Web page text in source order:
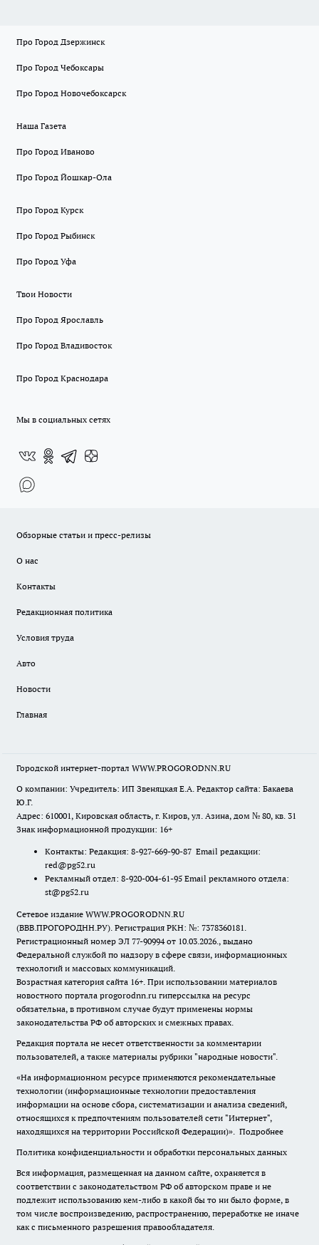
Про Город Дзержинск
Про Город Чебоксары
Про Город Новочебоксарск
Наша Газета
Про Город Иваново
Про Город Йошкар-Ола
Про Город Курск
Про Город Рыбинск
Про Город Уфа
Твои Новости
Про Город Ярославль
Про Город Владивосток
Про Город Краснодара
Мы в социальных сетях
Обзорные статьи и пресс-релизы
О нас
Контакты
Редакционная политика
Условия труда
Авто
Новости
Главная
Городской интернет-портал WWW.PROGORODNN.RU
О компании: Учредитель: ИП Звеняцкая Е.А. Редактор сайта: Бакаева
Ю.Г.
Адрес: 610001, Кировская область, г. Киров, ул. Азина, дом № 80, кв. 31
Знак информационной продукции: 16+
Контакты: Редакция: 8-927-669-90-87 Email редакции:
red@pg52.ru
Рекламный отдел: 8-920-004-61-95 Email рекламного отдела:
st@pg52.ru
Сетевое издание WWW.PROGORODNN.RU
(ВВВ.ПРОГОРОДНН.РУ). Регистрация РКН: №: 7378360181.
Регистрационный номер ЭЛ 77-90994 от 10.03.2026., выдано
Федеральной службой по надзору в сфере связи, информационных
технологий и массовых коммуникаций.
Возрастная категория сайта 16+. При использовании материалов
новостного портала progorodnn.ru гиперссылка на ресурс
обязательна, в противном случае будут применены нормы
законодательства РФ об авторских и смежных правах.
Редакция портала не несет ответственности за комментарии
пользователей, а также материалы рубрики "народные новости".
«На информационном ресурсе применяются рекомендательные
технологии (информационные технологии предоставления
информации на основе сбора, систематизации и анализа сведений,
относящихся к предпочтениям пользователей сети "Интернет",
находящихся на территории Российской Федерации)». Подробнее
Политика конфиденциальности и обработки персональных данных
Вся информация, размещенная на данном сайте, охраняется в
соответствии с законодательством РФ об авторском праве и не
подлежит использованию кем-либо в какой бы то ни было форме, в
том числе воспроизведению, распространению, переработке не иначе
как с письменного разрешения правообладателя.